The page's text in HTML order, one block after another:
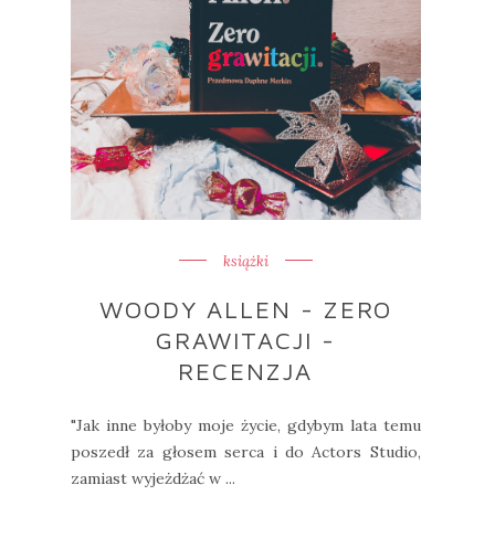
książki
WOODY ALLEN - ZERO
GRAWITACJI -
RECENZJA
"Jak inne byłoby moje życie, gdybym lata temu
poszedł za głosem serca i do Actors Studio,
zamiast wyjeżdżać w ...